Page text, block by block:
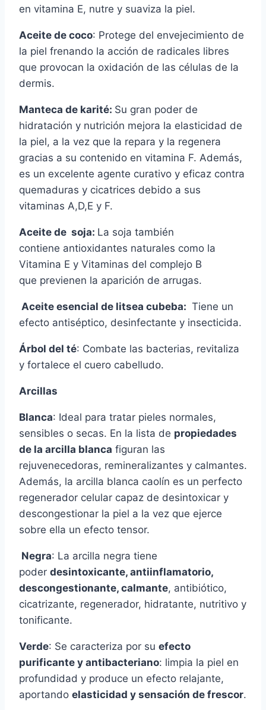
en vitamina E, nutre y suaviza la piel.
Aceite de coco: Protege del envejecimiento de
la piel frenando la acción de radicales libres
que provocan la oxidación de las células de la
dermis.
Manteca de karité: Su gran poder de
hidratación y nutrición mejora la elasticidad de
la piel, a la vez que la repara y la regenera
gracias a su contenido en vitamina F. Además,
es un excelente agente curativo y eficaz contra
quemaduras y cicatrices debido a sus
vitaminas A,D,E y F.
Aceite de soja: La soja también
contiene antioxidantes naturales como la
Vitamina E y Vitaminas del complejo B
que previenen la aparición de arrugas.
Aceite esencial de litsea cubeba: Tiene un
efecto antiséptico, desinfectante y insecticida.
Árbol del té: Combate las bacterias, revitaliza
y fortalece el cuero cabelludo.
Arcillas
Blanca: Ideal para tratar pieles normales,
sensibles o secas. En la lista de propiedades
de la arcilla blanca figuran las
rejuvenecedoras, remineralizantes y calmantes.
Además, la arcilla blanca caolín es un perfecto
regenerador celular capaz de desintoxicar y
descongestionar la piel a la vez que ejerce
sobre ella un efecto tensor.
Negra: La arcilla negra tiene
poder desintoxicante, antiinflamatorio,
descongestionante, calmante, antibiótico,
cicatrizante, regenerador, hidratante, nutritivo y
tonificante.
Verde: Se caracteriza por su efecto
purificante y antibacteriano: limpia la piel en
profundidad y produce un efecto relajante,
aportando elasticidad y sensación de frescor.